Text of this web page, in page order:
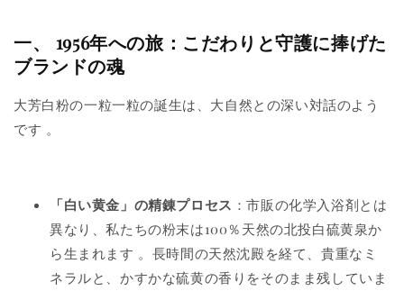
一、 1956年への旅：こだわりと守護に捧げた
ブランドの魂
大芳白粉の一粒一粒の誕生は、大自然との深い対話のよう
です 。
「白い黄金」の精錬プロセス ：市販の化学入浴剤とは
異なり、私たちの粉末は100％天然の北投白硫黄泉か
ら生まれます 。長時間の天然沈殿を経て、貴重なミ
ネラルと、かすかな硫黄の香りをそのまま残していま